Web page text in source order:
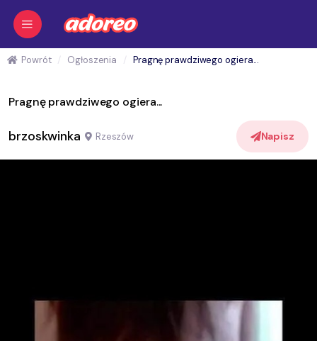
Powrót Ogłoszenia Pragnę prawdziwego ogiera...
Pragnę prawdziwego ogiera...
brzoskwinka Rzeszów Napisz